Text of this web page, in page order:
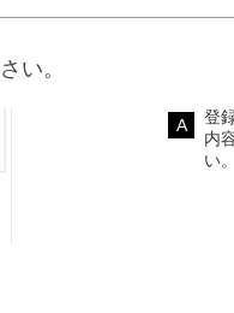
い。
登
内
い。